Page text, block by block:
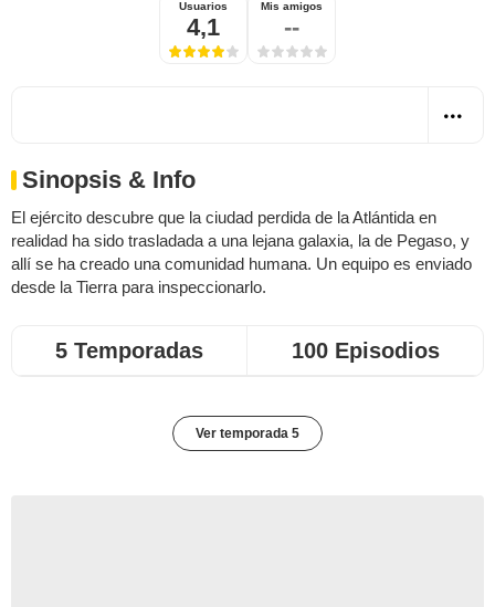
Usuarios
4,1
Mis amigos
--
Sinopsis & Info
El ejército descubre que la ciudad perdida de la Atlántida en
realidad ha sido trasladada a una lejana galaxia, la de Pegaso, y
allí se ha creado una comunidad humana. Un equipo es enviado
desde la Tierra para inspeccionarlo.
5 Temporadas 100 Episodios
Ver temporada 5